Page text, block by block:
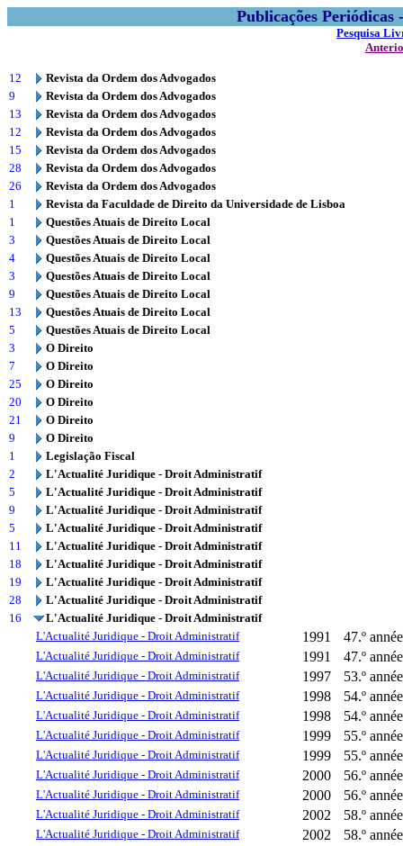
Publicações
Pesquisa
12
Revista da Ordem dos Advogados
9
Revista da Ordem dos Advogados
13
Revista da Ordem dos Advogados
12
Revista da Ordem dos Advogados
15
Revista da Ordem dos Advogados
28
Revista da Ordem dos Advogados
26
Revista da Ordem dos Advogados
1
Revista da Faculdade de Direito da Universidade de Lisboa
1
Questões Atuais de Direito Local
3
Questões Atuais de Direito Local
4
Questões Atuais de Direito Local
3
Questões Atuais de Direito Local
9
Questões Atuais de Direito Local
13
Questões Atuais de Direito Local
5
Questões Atuais de Direito Local
3
O Direito
7
O Direito
25
O Direito
20
O Direito
21
O Direito
9
O Direito
1
Legislação Fiscal
2
L'Actualité Juridique - Droit Administratif
5
L'Actualité Juridique - Droit Administratif
9
L'Actualité Juridique - Droit Administratif
5
L'Actualité Juridique - Droit Administratif
11
L'Actualité Juridique - Droit Administratif
18
L'Actualité Juridique - Droit Administratif
19
L'Actualité Juridique - Droit Administratif
28
L'Actualité Juridique - Droit Administratif
16
L'Actualité Juridique - Droit Administratif
L'Actualité Juridique - Droit Administratif
1991 47.º
L'Actualité Juridique - Droit Administratif 1991 47.º
L'Actualité Juridique - Droit Administratif 1997 53.º
L'Actualité Juridique - Droit Administratif 1998 54.º
L'Actualité Juridique - Droit Administratif 1998 54.º
L'Actualité Juridique - Droit Administratif 1999 55.º
L'Actualité Juridique - Droit Administratif 1999 55.º
L'Actualité Juridique - Droit Administratif 2000 56.º
L'Actualité Juridique - Droit Administratif 2000 56.º
L'Actualité Juridique - Droit Administratif 2002 58.º
L'Actualité Juridique - Droit Administratif 2002 58.º